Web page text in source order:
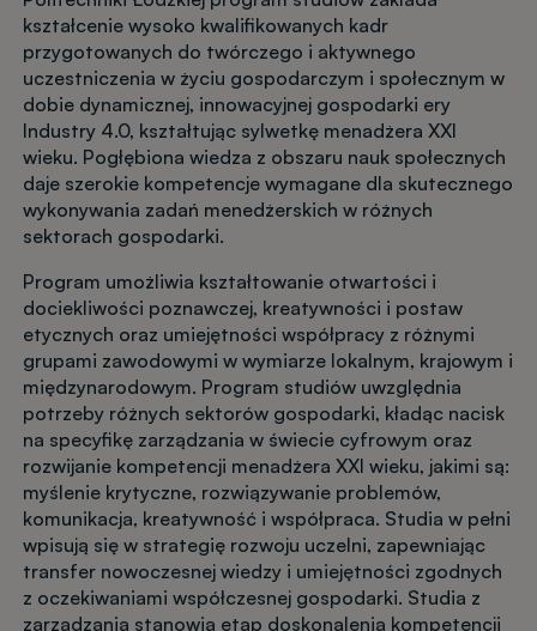
kształcenie wysoko kwalifikowanych kadr
przygotowanych do twórczego i aktywnego
uczestniczenia w życiu gospodarczym i społecznym w
dobie dynamicznej, innowacyjnej gospodarki ery
Industry 4.0, kształtując sylwetkę menadżera XXI
wieku. Pogłębiona wiedza z obszaru nauk społecznych
daje szerokie kompetencje wymagane dla skutecznego
wykonywania zadań menedżerskich w różnych
sektorach gospodarki.
Program umożliwia kształtowanie otwartości i
dociekliwości poznawczej, kreatywności i postaw
etycznych oraz umiejętności współpracy z różnymi
grupami zawodowymi w wymiarze lokalnym, krajowym i
międzynarodowym. Program studiów uwzględnia
potrzeby różnych sektorów gospodarki, kładąc nacisk
na specyfikę zarządzania w świecie cyfrowym oraz
rozwijanie kompetencji menadżera XXI wieku, jakimi są:
myślenie krytyczne, rozwiązywanie problemów,
komunikacja, kreatywność i współpraca. Studia w pełni
wpisują się w strategię rozwoju uczelni, zapewniając
transfer nowoczesnej wiedzy i umiejętności zgodnych
z oczekiwaniami współczesnej gospodarki. Studia z
zarządzania stanowią etap doskonalenia kompetencji